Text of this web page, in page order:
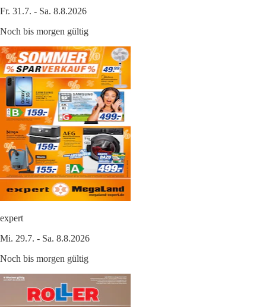
Fr. 31.7. - Sa. 8.8.2026
Noch bis morgen gültig
expert
Mi. 29.7. - Sa. 8.8.2026
Noch bis morgen gültig